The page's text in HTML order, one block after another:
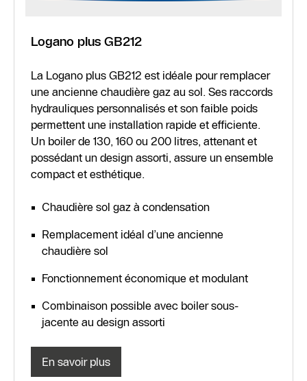
Logano plus GB212
La Logano plus GB212 est idéale pour remplacer
une ancienne chaudière gaz au sol. Ses raccords
hydrauliques personnalisés et son faible poids
permettent une installation rapide et efficiente.
Un boiler de 130, 160 ou 200 litres, attenant et
possédant un design assorti, assure un ensemble
compact et esthétique.
Chaudière sol gaz à condensation
Remplacement idéal d’une ancienne
chaudière sol
Fonctionnement économique et modulant
Combinaison possible avec boiler sous-
jacente au design assorti
En savoir plus